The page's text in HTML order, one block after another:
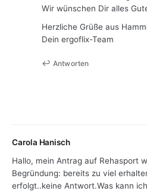
Wir wünschen Dir alles
Herzliche Grüße aus
Dein ergoflix-Team
Antworten
Carola Hanisch
Hallo, mein Antrag auf Rehasport
Begründung: bereits zu viel
erfolgt..keine Antwort.Was kann